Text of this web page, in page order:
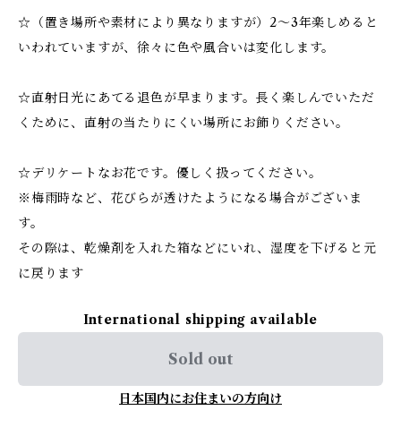
☆（置き場所や素材により異なりますが）2～3年楽しめると
いわれていますが、徐々に色や風合いは変化します。
☆直射日光にあてる退色が早まります。長く楽しんでいただ
くために、直射の当たりにくい場所にお飾りください。
☆デリケートなお花です。優しく扱ってください。
※梅雨時など、花びらが透けたようになる場合がございま
す。
その際は、乾燥剤を入れた箱などにいれ、湿度を下げると元
に戻ります
International shipping available
Sold out
日本国内にお住まいの方向け